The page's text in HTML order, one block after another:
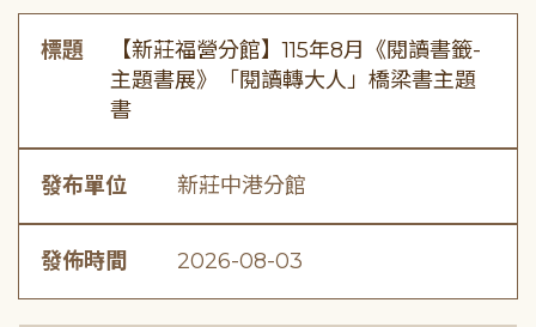
標題
【新莊福營分館】115年8月《閱讀書籤-
主題書展》「閱讀轉大人」橋梁書主題
書
發布單位 新莊中港分館
發佈時間 2026-08-03